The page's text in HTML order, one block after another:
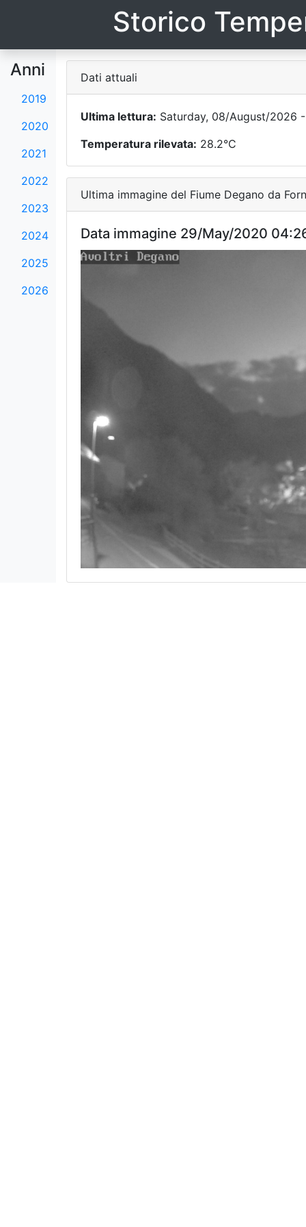
Storico
Anni
2019
2020
2021
2022
2023
2024
2025
2026
Dati attuali
Ultima lettura: Saturday, 08/August/2026 -
Temperatura rilevata: 28.2°C
Ultima immagine del Fiume Degano da
Data immagine 29/May/2020